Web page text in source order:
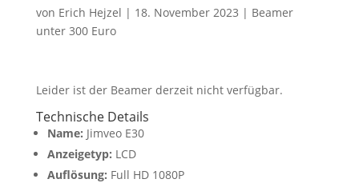
von Erich Hejzel | 18. November 2023 | Beamer
unter 300 Euro
Leider ist der Beamer derzeit nicht verfügbar.
Technische Details
Name: Jimveo E30
Anzeigetyp: LCD
Auflösung: Full HD 1080P